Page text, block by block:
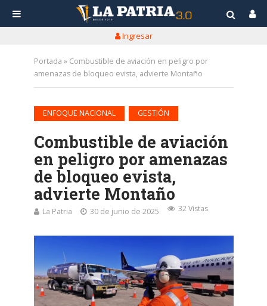
Ingresar
Portada » Combustible de aviación en peligro por
amenazas de bloqueo evista, advierte Montaño
ENFOQUE NACIONAL GESTIÓN
Combustible de aviación
en peligro por amenazas
de bloqueo evista,
advierte Montaño
La Patria 30 de junio de 2025 32 Vistas